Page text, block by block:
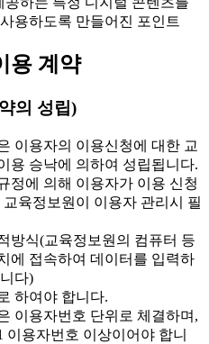
용하도록 만들어진 포인트
용 계약
의 성립)
이용자의 이용신청에 대한 교
용 승낙에 의하여 성립됩니다.
정에 의해 이용자가 이용 신청
육정보원이 이용자 관리시 필
방식(교육정보원의 컴퓨터 등
에 접속하여 데이터를 입력하
다)
하여야 합니다.
이용자번호 단위로 체결하며,
이용자번호 이상이어야 합니